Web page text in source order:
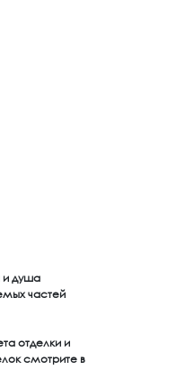
и душа
частей
отделки и
смотрите в